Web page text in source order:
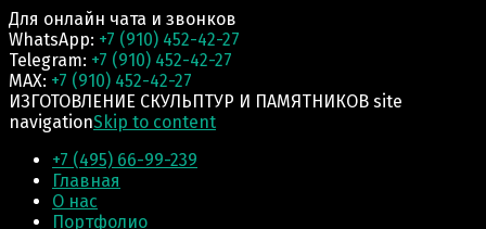
Для онлайн чата и звонков
WhatsApp: +7 (910) 452-42-27
Telegram: +7 (910) 452-42-27
MAX: +7 (910) 452-42-27
ИЗГОТОВЛЕНИЕ СКУЛЬПТУР И ПАМЯТНИКОВ site
navigationSkip to content
+7 (495) 66-99-239
Главная
О нас
Портфолио